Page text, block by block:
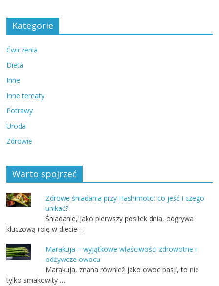
Kategorie
Ćwiczenia
Dieta
Inne
Inne tematy
Potrawy
Uroda
Zdrowie
Warto spojrzeć
Zdrowe śniadania przy Hashimoto: co jeść i czego
unikać?
Śniadanie, jako pierwszy posiłek dnia, odgrywa
kluczową rolę w diecie …
Marakuja – wyjątkowe właściwości zdrowotne i
odżywcze owocu
Marakuja, znana również jako owoc pasji, to nie
tylko smakowity …